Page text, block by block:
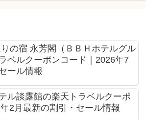
の宿 永芳閣（ＢＢＨホテルグル
ベルクーポンコード｜2026年7
ール情報
ル談露館の楽天トラベルクーポ
2月最新の割引・セール情報